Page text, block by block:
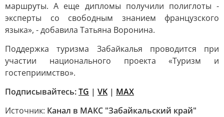
маршруты. А еще дипломы получили полиглоты -
эксперты со свободным знанием французского
языка», - добавила Татьяна Воронина.
Поддержка туризма Забайкалья проводится при
участии национального проекта «Туризм и
гостеприимство».
Подписывайтесь:TG | VK | MAX
Источник: Канал в МАКС "Забайкальский край"